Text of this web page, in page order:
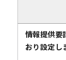
情報提供要
おり設定し